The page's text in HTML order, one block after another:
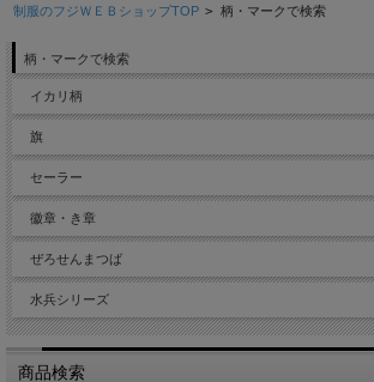
制服のフジＷＥＢショップTOP > 柄・マークで検索
柄・マークで検索
イカリ柄
旗
セーラー
徽章・き章
ぜろせんまつば
水兵シリーズ
商品検索